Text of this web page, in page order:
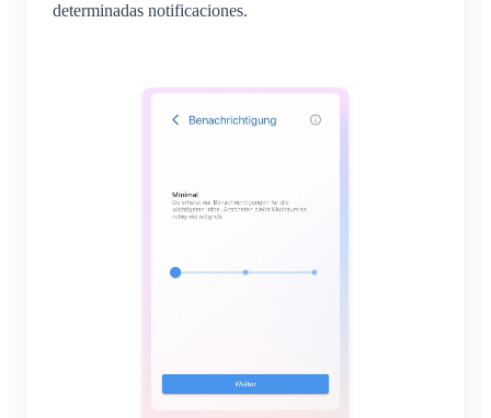
Unirse a un Área
Área privada
Personalizar el fondo
Cerrar la cuenta
Inicio rápido para administradores
Administradores adicionales
Invitar a miembros
Lista de miembros
Administrador del área
determinadas notificaciones.